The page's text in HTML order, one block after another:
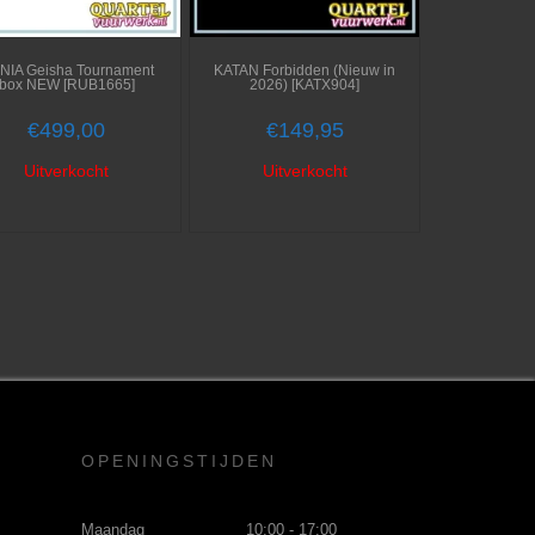
Geisha Tournament
NEW [RUB1665]
€499,00
Uitverkocht
KATAN Forbidden (Nieuw in
2026) [KATX904]
€149,95
Uitverkocht
OPENINGSTIJDEN
Maandag 10:00 - 17:00